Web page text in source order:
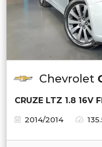
Chevrolet
CRUZE LTZ 1.8 16V
2014/2014